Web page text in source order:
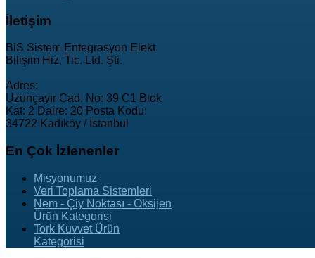
İletişim
BiS Sistem Entegrasyon Elekt.
Bilişim Hiz. Tic. Ltd. Şti.
Adres:
Uzunçayır Cad. No: 39 C1 Blok
Kat: 2 Daire: 20 Posta Kodu:
34722 Kadıköy / İstanbul
En Çok İzlenenler
Misyonumuz
Veri Toplama Sistemleri
Nem - Çiy Noktası - Oksijen
Ürün Kategorisi
Tork Kuvvet Ürün
Kategorisi